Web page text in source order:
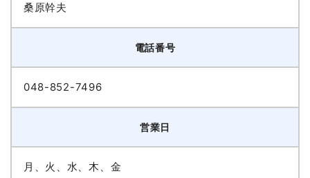
桑原幹夫
電話番号
048-852-7496
営業日
月、火、水、木、金